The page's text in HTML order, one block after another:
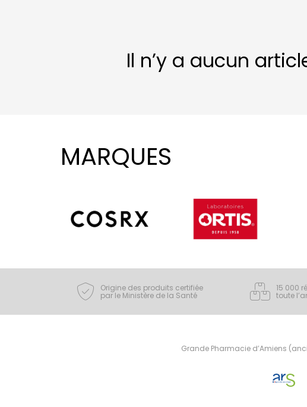
Il n’y a aucun
MARQUES
Origine des produits certifiée
par le Ministère de la Santé
15 000
toute
Grande Pharmacie d’Amiens